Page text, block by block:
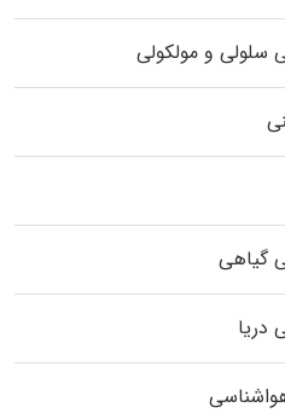
و مولکولی
گیاهی